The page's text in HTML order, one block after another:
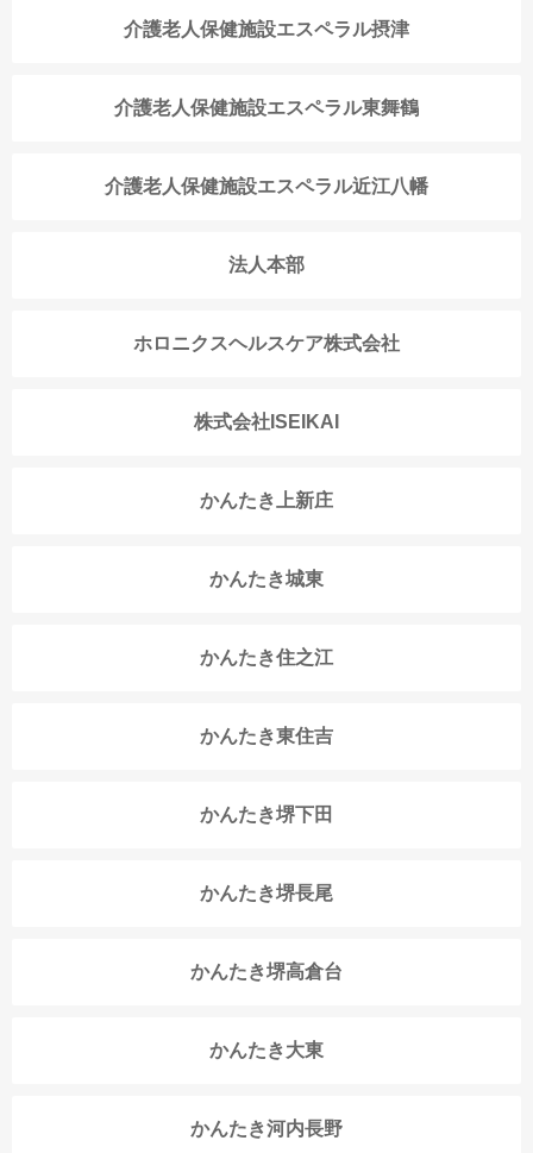
介護老人保健施設エスペラル摂津
介護老人保健施設エスペラル東舞鶴
介護老人保健施設エスペラル近江八幡
法人本部
ホロニクスヘルスケア株式会社
株式会社ISEIKAI
かんたき上新庄
かんたき城東
かんたき住之江
かんたき東住吉
かんたき堺下田
かんたき堺長尾
かんたき堺高倉台
かんたき大東
かんたき河内長野